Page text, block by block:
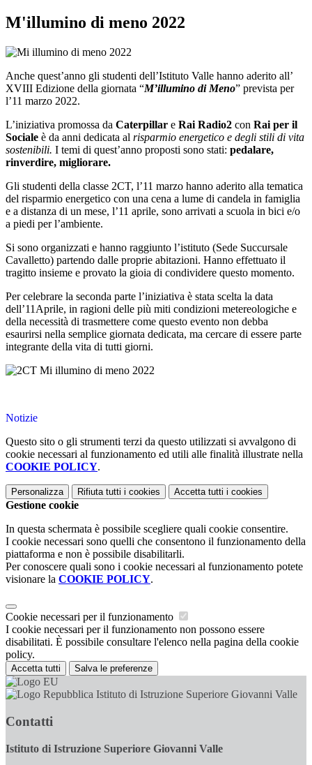
M'illumino di meno 2022
Anche quest’anno gli studenti dell’Istituto Valle hanno aderito all’
XVIII Edizione della giornata “M’illumino di Meno” prevista per
l’11 marzo 2022.
L’iniziativa promossa da Caterpillar e Rai Radio2 con Rai per il
Sociale è da anni dedicata al risparmio energetico e degli stili di vita
sostenibili. I temi di quest’anno proposti sono stati: pedalare,
rinverdire, migliorare.
Gli studenti della classe 2CT, l’11 marzo hanno aderito alla tematica
del risparmio energetico con una cena a lume di candela in famiglia
e a distanza di un mese, l’11 aprile, sono arrivati a scuola in bici e/o
a piedi per l’ambiente.
Si sono organizzati e hanno raggiunto l’istituto (Sede Succursale
Cavalletto) partendo dalle proprie abitazioni. Hanno effettuato il
tragitto insieme e provato la gioia di condividere questo momento.
Per celebrare la seconda parte l’iniziativa è stata scelta la data
dell’11Aprile, in ragioni delle più miti condizioni metereologiche e
della necessità di trasmettere come questo evento non debba
esaurirsi nella semplice giornata dedicata, ma cercare di essere parte
integrante della vita di tutti giorni.
Notizie
Questo sito o gli strumenti terzi da questo utilizzati si avvalgono di
cookie necessari al funzionamento ed utili alle finalità illustrate nella
COOKIE POLICY.
Personalizza Rifiuta tutti i cookies Accetta tutti i cookies
Gestione cookie
In questa schermata è possibile scegliere quali cookie consentire.
I cookie necessari sono quelli che consentono il funzionamento della
piattaforma e non è possibile disabilitarli.
Per conoscere quali sono i cookie necessari al funzionamento potete
visionare la COOKIE POLICY.
Cookie necessari per il funzionamento
I cookie necessari per il funzionamento non possono essere
disabilitati. È possibile consultare l'elenco nella pagina della cookie
policy.
Accetta tutti Salva le preferenze
Istituto di Istruzione Superiore Giovanni Valle
Contatti
Istituto di Istruzione Superiore Giovanni Valle